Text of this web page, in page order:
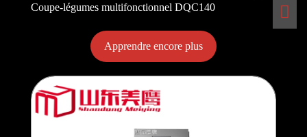
Coupe-légumes multifonctionnel DQC140
Apprendre encore plus